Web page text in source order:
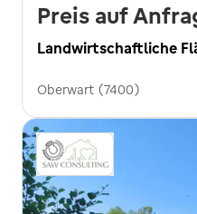
Preis auf
Landwirtschaftliche
Oberwart (7400)